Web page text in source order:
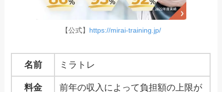
【公式】 https://mirai-training.jp/
名前 ミラトレ
料金
前年の収入によって負担額の上限が